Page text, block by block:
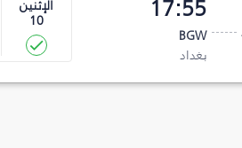
17:55
BGW
بغداد
الإثنين
10